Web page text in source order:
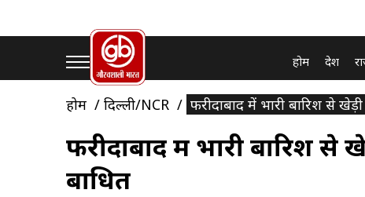
होम देश
होम दिल्ली/NCR फरीदाबाद में भारी बारिश से
फरीदाबाद में भारी बारिश
बाधित